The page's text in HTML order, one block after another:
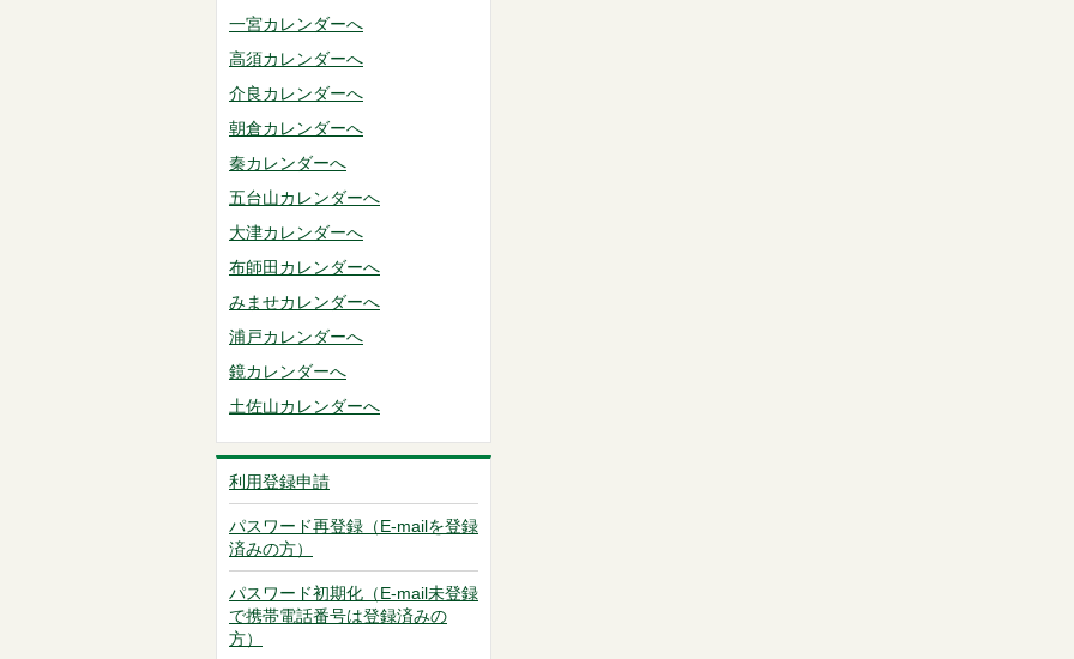
一宮カレンダーへ
高須カレンダーへ
介良カレンダーへ
朝倉カレンダーへ
秦カレンダーへ
五台山カレンダーへ
大津カレンダーへ
布師田カレンダーへ
みませカレンダーへ
浦戸カレンダーへ
鏡カレンダーへ
土佐山カレンダーへ
利用登録申請
パスワード再登録（E-mailを登録
済みの方）
パスワード初期化（E-mail未登録
で携帯電話番号は登録済みの
方）